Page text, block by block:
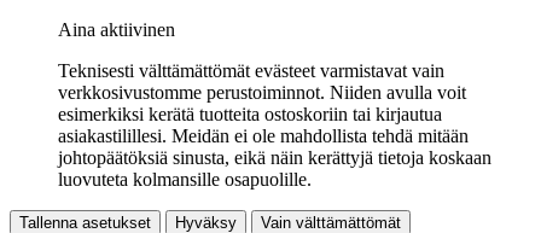
Aina aktiivinen
Teknisesti välttämättömät evästeet varmistavat vain
verkkosivustomme perustoiminnot. Niiden avulla voit
esimerkiksi kerätä tuotteita ostoskoriin tai kirjautua
asiakastilillesi. Meidän ei ole mahdollista tehdä mitään
johtopäätöksiä sinusta, eikä näin kerättyjä tietoja koskaan
luovuteta kolmansille osapuolille.
Tallenna asetukset Hyväksy Vain välttämättömät